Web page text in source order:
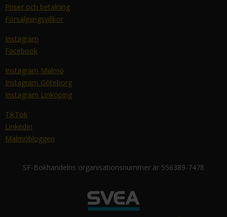
Priser och betalning
Försäljningsvillkor
Instagram
Facebook
Instagram Malmö
Instagram Göteborg
Instagram Linköping
TikTok
LinkedIn
Malmöbloggen
SF-Bokhandelns organisationsnummer är 556389-7478